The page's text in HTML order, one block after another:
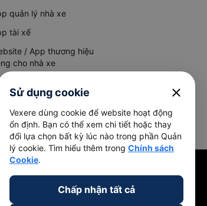
quản lý nhà xe
tài xế
/ App thương hiệu
cho nhà xe
đài AI
THỐNG QUẢN LÝ HÀNG HOÁ
mềm quản lý hàng hoá
quản lý hàng hoá
Sử dụng cookie close
Vexere dùng cookie để website hoạt động
ổn định. Bạn có thể xem chi tiết hoặc thay
đổi lựa chọn bất kỳ lúc nào trong phần Quản
lý cookie. Tìm hiểu thêm trong Chính sách
Cookie.
Chấp nhận tất cả